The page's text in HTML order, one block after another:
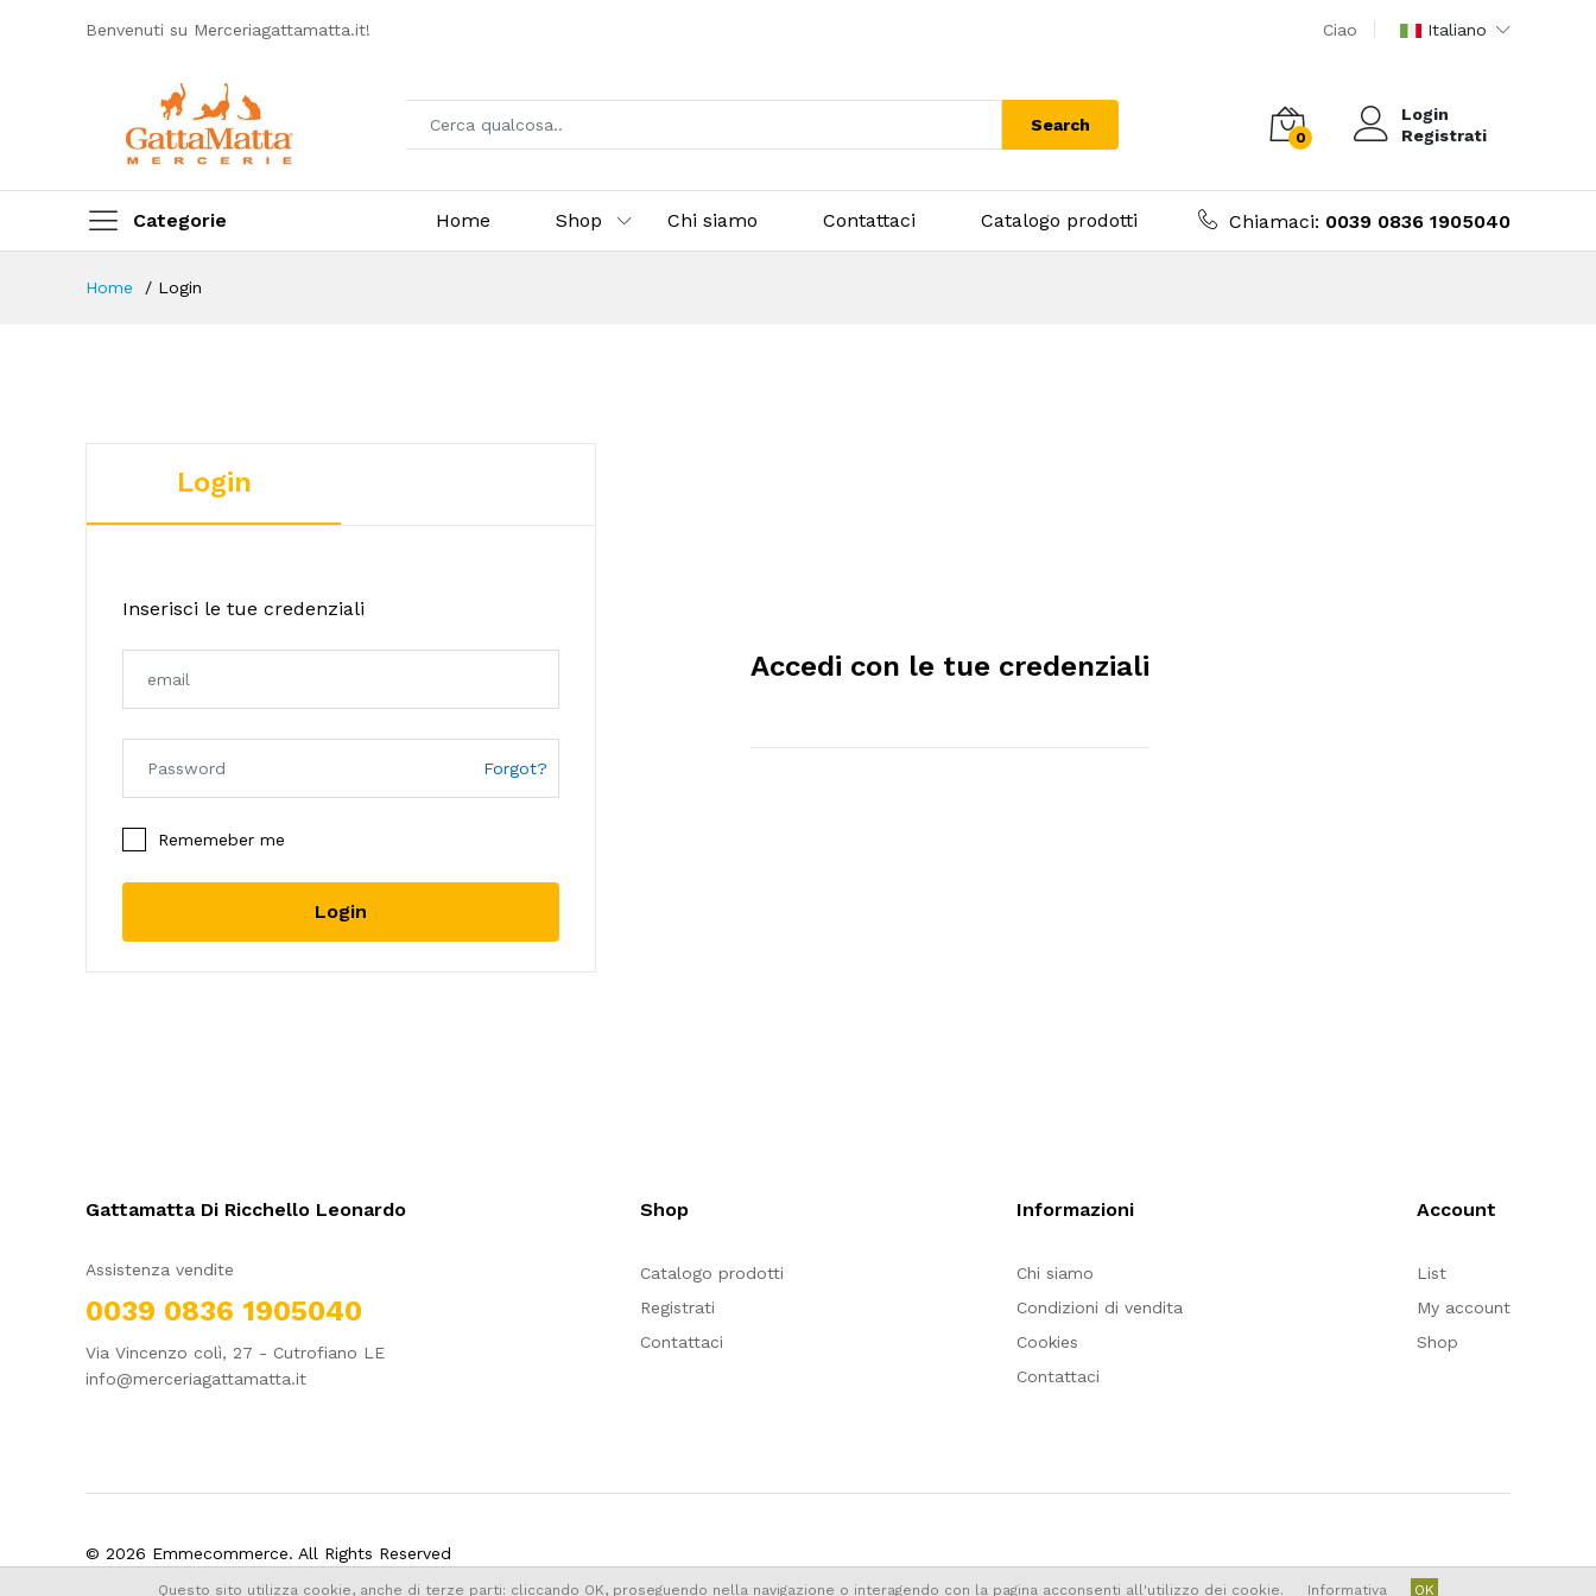
Benvenuti su Merceriagattamatta.it! Ciao Italiano
Search
0
Login
Registrati
Categorie Home Shop Chi siamo Contattaci Catalogo prodotti Chiamaci: 0039 0836 1905040
Home Login
Login
Inserisci le tue credenziali
Forgot?
Rememeber me
Login
Accedi con le tue credenziali
Gattamatta Di Ricchello Leonardo
Assistenza vendite
0039 0836 1905040
Via Vincenzo colì, 27 - Cutrofiano LE
info@merceriagattamatta.it
Shop
Catalogo prodotti
Registrati
Contattaci
Informazioni
Chi siamo
Condizioni di vendita
Cookies
Contattaci
Account
List
My account
Shop
© 2026 Emmecommerce. All Rights Reserved
Questo sito utilizza cookie, anche di terze parti: cliccando OK, proseguendo nella navigazione o interagendo con la pagina acconsenti all'utilizzo dei cookie. Informativa OK